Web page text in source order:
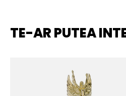
TE-AR PUTEA